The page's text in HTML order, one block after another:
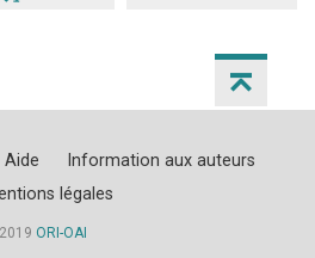
Aide
Information aux auteurs
légales
ORI-OAI